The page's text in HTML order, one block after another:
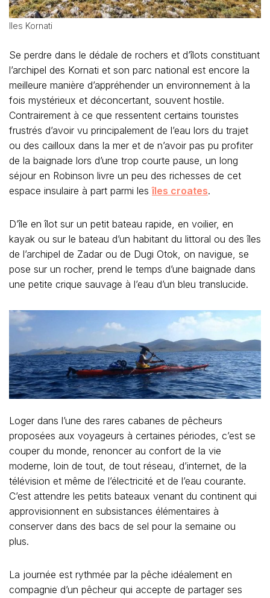
Iles Kornati
Se perdre dans le dédale de rochers et d’îlots constituant
l’archipel des Kornati et son parc national est encore la
meilleure manière d’appréhender un environnement à la
fois mystérieux et déconcertant, souvent hostile.
Contrairement à ce que ressentent certains touristes
frustrés d’avoir vu principalement de l’eau lors du trajet
ou des cailloux dans la mer et de n’avoir pas pu profiter
de la baignade lors d’une trop courte pause, un long
séjour en Robinson livre un peu des richesses de cet
espace insulaire à part parmi lesîles croates.
D’île en îlot sur un petit bateau rapide, en voilier, en
kayak ou sur le bateau d’un habitant du littoral ou des îles
de l’archipel de Zadar ou de Dugi Otok, on navigue, se
pose sur un rocher, prend le temps d’une baignade dans
une petite crique sauvage à l’eau d’un bleu translucide.
Loger dans l’une des rares cabanes de pêcheurs
proposées aux voyageurs à certaines périodes, c’est se
couper du monde, renoncer au confort de la vie
moderne, loin de tout, de tout réseau, d’internet, de la
télévision et même de l’électricité et de l’eau courante.
C’est attendre les petits bateaux venant du continent qui
approvisionnent en subsistances élémentaires à
conserver dans des bacs de sel pour la semaine ou
plus.
La journée est rythmée par la pêche idéalement en
compagnie d’un pêcheur qui accepte de partager ses